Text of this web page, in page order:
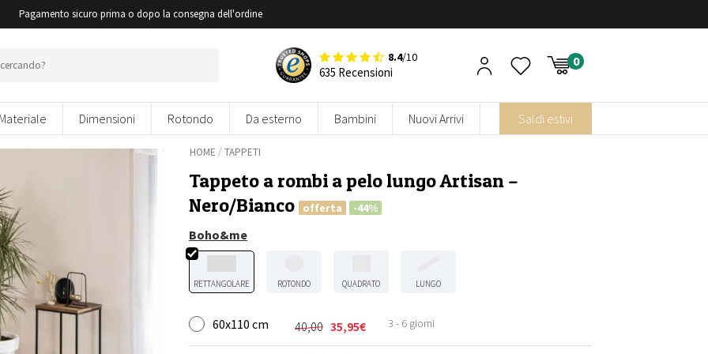
Pagamento sicuro prima o dopo la consegna dell'ordine
8.4/10
635 Recensioni
Materiale Dimensioni Rotondo Da esterno Bambini Nuovi Arrivi Saldi estivi
HOME /TAPPETI
Tappeto a rombi a pelo lungo Artisan –
Nero/Bianco
offerta -44%
Boho&me
RETTANGOLARE ROTONDO QUADRATO LUNGO
60x110 cm 40,00
Il
prezzo
35,95€
Il
prezzo
3 - 6 giorni